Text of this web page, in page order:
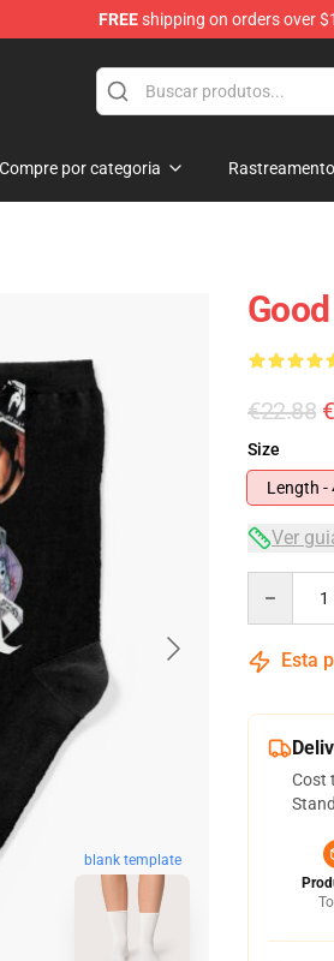
FREEshipping on orders over
Compre por categoria
blank template
€22.88
Size
Length -
Ver
Esta
Cost